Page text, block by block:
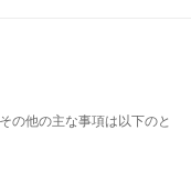
の他の主な事項は以下のと